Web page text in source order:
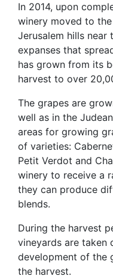
In 2014, upon
winery moved to
Jerusalem hills near
expanses that
has grown from its
harvest to over
The grapes are
well as in the
areas for growing
of varieties:
Petit Verdot and
winery to receive a
they can produce
blends.
During the harvest
vineyards are taken
development of the
the harvest.